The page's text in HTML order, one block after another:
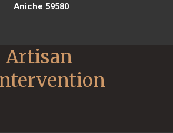
Aniche 59580
Artisan